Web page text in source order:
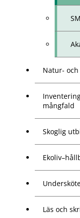
Natur-
mångfald
Skoglig
Läs och